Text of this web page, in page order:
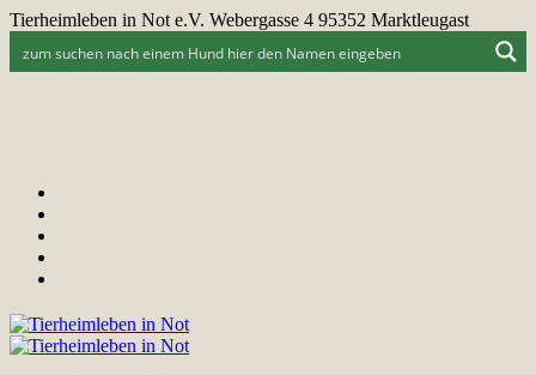
Tierheimleben in Not e.V. Webergasse 4 95352 Marktleugast